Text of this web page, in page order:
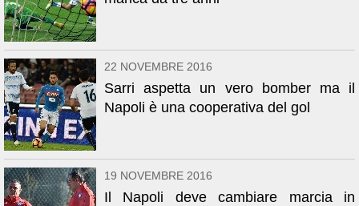
22 NOVEMBRE 2016
Sarri aspetta un vero bomber ma il
Napoli è una cooperativa del gol
19 NOVEMBRE 2016
Il Napoli deve cambiare marcia in